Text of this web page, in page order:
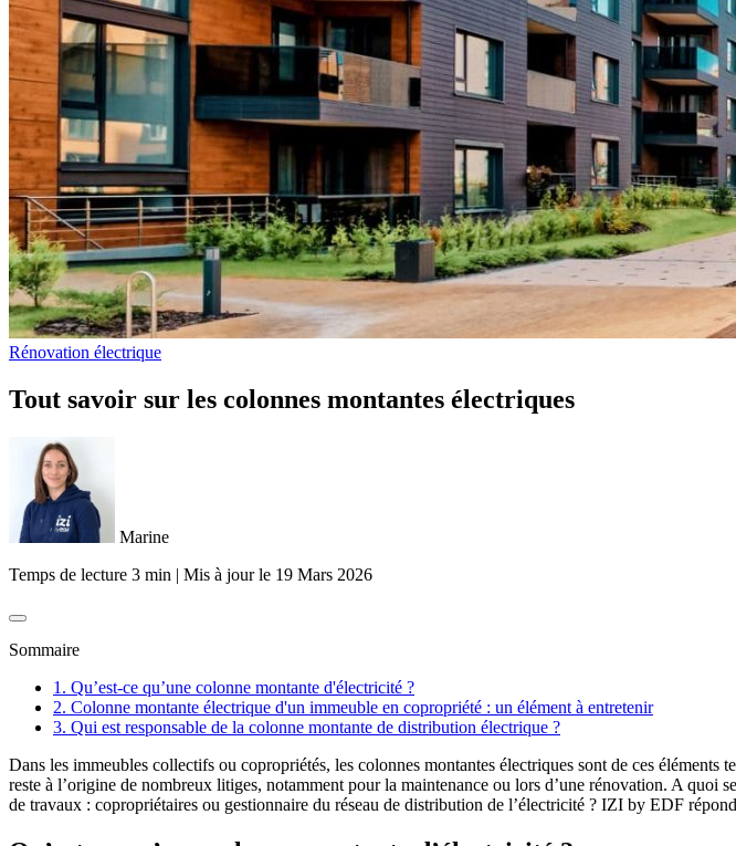
Rénovation électrique
Tout savoir sur les colonnes montantes électriques
Marine
Temps de lecture 3 min | Mis à jour le 19 Mars 2026
Sommaire
1. Qu’est-ce qu’une colonne montante d'électricité ?
2. Colonne montante électrique d'un immeuble en copropriété : un élément à entretenir
3. Qui est responsable de la colonne montante de distribution électrique ?
Dans les immeubles collectifs ou copropriétés, les colonnes montantes électriques sont de ces
reste à l’origine de nombreux litiges, notamment pour la maintenance ou lors d’une rénovation. A
de travaux : copropriétaires ou gestionnaire du réseau de distribution de l’électricité ? IZI by EDF